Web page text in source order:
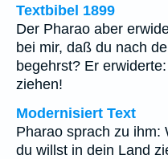
Textbibel 1899
Der Pharao aber
bei mir, daß du nach
begehrst? Er
ziehen!
Modernisiert Text
Pharao sprach zu ihm:
du willst in dein Land